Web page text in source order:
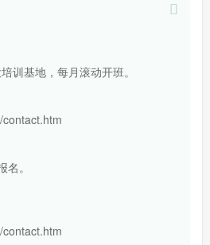
训基地，每月滚动开班。
。